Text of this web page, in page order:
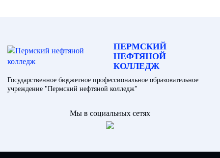
ПЕРМСКИЙ
НЕФТЯНОЙ
КОЛЛЕДЖ
Государственное бюджетное профессиональное образовательное
учреждение "Пермский нефтяной колледж"
Мы в социальных сетях